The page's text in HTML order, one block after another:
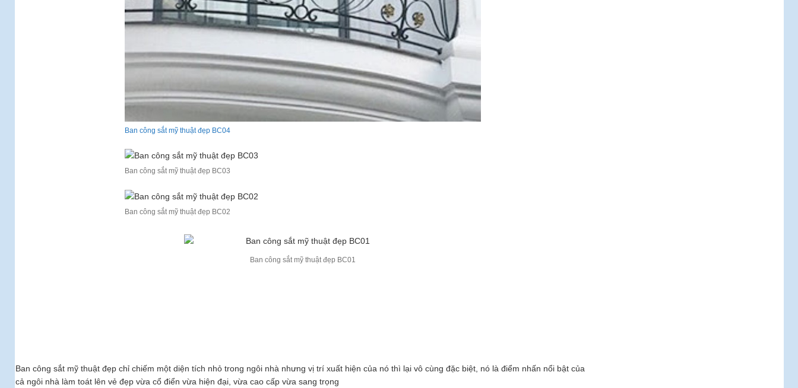
Ban công sắt mỹ thuật đẹp BC04
Ban công sắt mỹ thuật đẹp BC03
Ban công sắt mỹ thuật đẹp BC02
Ban công sắt mỹ thuật đẹp BC01
Ban công sắt mỹ thuật đẹp chỉ chiếm một diện tích nhỏ trong ngôi nhà nhưng vị trí xuất hiện của nó thì lại vô cùng đặc biệt, nó là điểm nhấn nổi bật của
cả ngôi nhà làm toát lên vẻ đẹp vừa cổ điển vừa hiện đại, vừa cao cấp vừa sang trọng